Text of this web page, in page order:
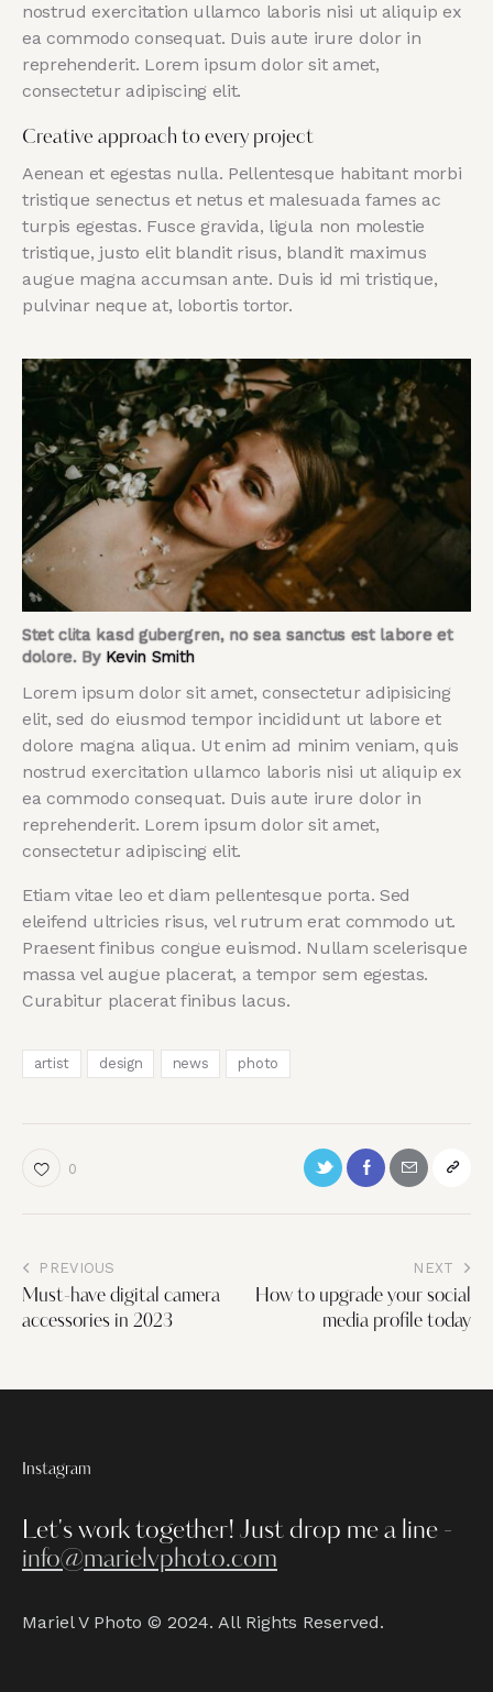
nostrud exercitation ullamco laboris nisi ut aliquip ex
ea commodo consequat. Duis aute irure dolor in
reprehenderit. Lorem ipsum dolor sit amet,
consectetur adipiscing elit.
Creative approach to every project
Aenean et egestas nulla. Pellentesque habitant morbi
tristique senectus et netus et malesuada fames ac
turpis egestas. Fusce gravida, ligula non molestie
tristique, justo elit blandit risus, blandit maximus
augue magna accumsan ante. Duis id mi tristique,
pulvinar neque at, lobortis tortor.
Stet clita kasd gubergren, no sea sanctus est labore et
dolore. By Kevin Smith
Lorem ipsum dolor sit amet, consectetur adipisicing
elit, sed do eiusmod tempor incididunt ut labore et
dolore magna aliqua. Ut enim ad minim veniam, quis
nostrud exercitation ullamco laboris nisi ut aliquip ex
ea commodo consequat. Duis aute irure dolor in
reprehenderit. Lorem ipsum dolor sit amet,
consectetur adipiscing elit.
Etiam vitae leo et diam pellentesque porta. Sed
eleifend ultricies risus, vel rutrum erat commodo ut.
Praesent finibus congue euismod. Nullam scelerisque
massa vel augue placerat, a tempor sem egestas.
Curabitur placerat finibus lacus.
artist design news photo
0
PREVIOUS
Must-have digital camera
accessories in 2023
NEXT
How to upgrade your social
media profile today
Instagram
Let's work together! Just drop me a line -
info@marielvphoto.com
Mariel V Photo © 2024. All Rights Reserved.